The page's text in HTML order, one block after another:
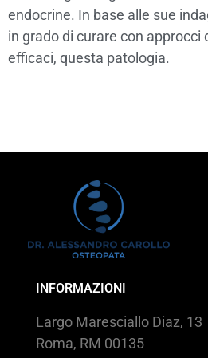
endocrine. In base alle sue
in grado di curare con approcci
efficaci, questa patologia.
INFORMAZIONI
Largo Maresciallo Diaz, 13
Roma, RM 00135